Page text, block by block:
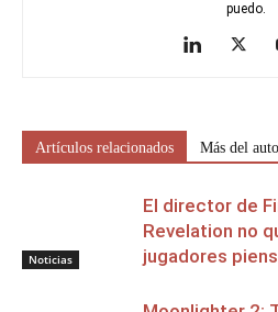
puedo.
Artículos relacionados Más del
Noticias
El director de
Revelation no
jugadores